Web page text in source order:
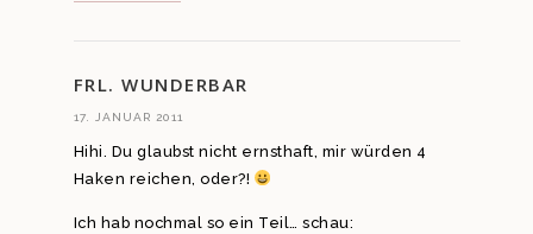
FRL. WUNDERBAR
17. JANUAR 2011
Hihi. Du glaubst nicht ernsthaft, mir würden 4
Haken reichen, oder?!
Ich hab nochmal so ein Teil… schau: